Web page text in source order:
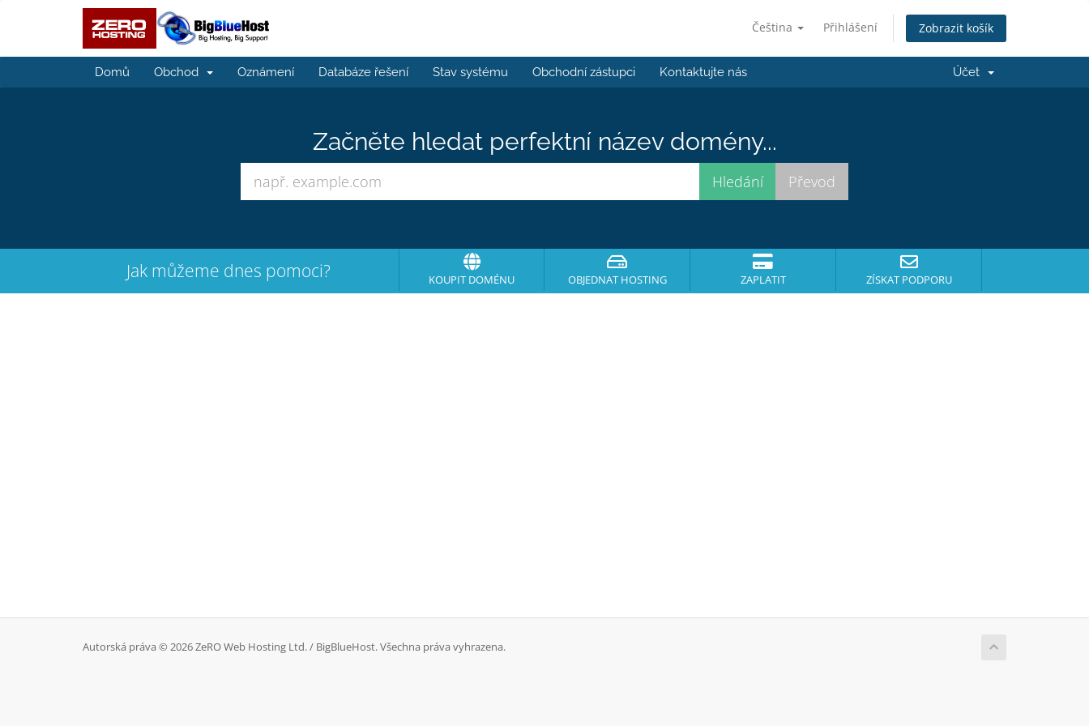
Čeština Přihlášení Zobrazit košík
Domů Obchod Oznámení Databáze řešení Stav systému Obchodní zástupci Kontaktujte nás Účet
Začněte hledat perfektní název domény...
Jak můžeme dnes pomoci? KOUPIT DOMÉNU OBJEDNAT HOSTING ZAPLATIT ZÍSKAT PODPORU
Autorská práva © 2026 ZeRO Web Hosting Ltd. / BigBlueHost. Všechna práva vyhrazena.